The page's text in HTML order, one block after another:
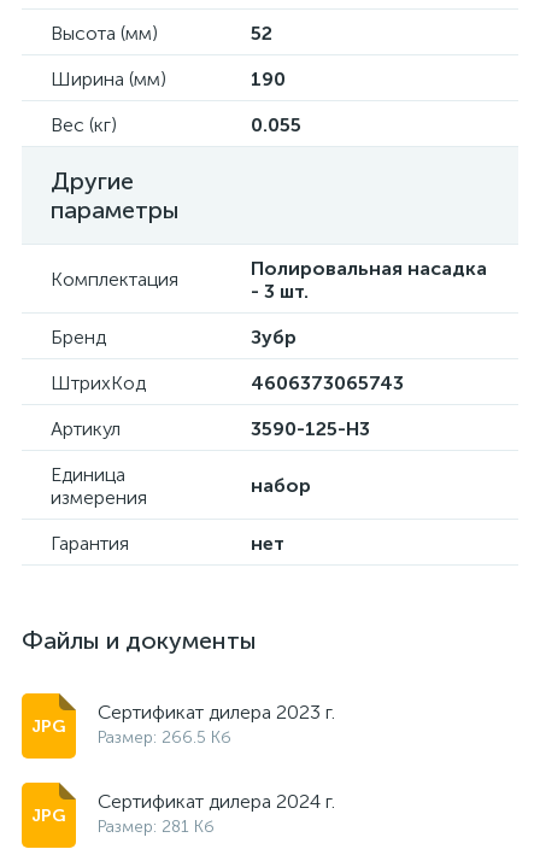
Высота (мм)
52
Ширина (мм)
190
Вес (кг)
0.055
Другие
параметры
Комплектация
Полировальная насадка
- 3 шт.
Бренд
Зубр
ШтрихКод
4606373065743
Артикул
3590-125-H3
Единица
измерения
набор
Гарантия нет
Файлы и документы
Сертификат дилера 2023 г.
Размер: 266.5 Кб
Сертификат дилера 2024 г.
Размер: 281 Кб